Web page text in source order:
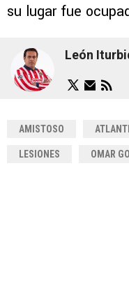
su lugar fue
León
AMISTOSO
LESIONES OMAR